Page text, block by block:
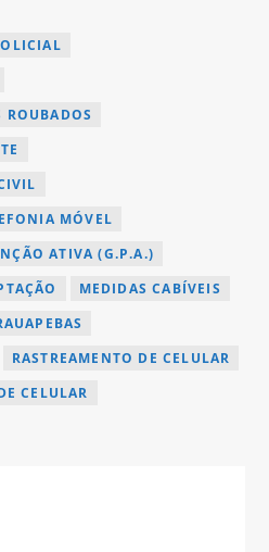
ROUBADOS
MÓVEL
ATIVA (G.P.A.)
MEDIDAS CABÍVEIS
RASTREAMENTO DE CELULAR
CELULAR